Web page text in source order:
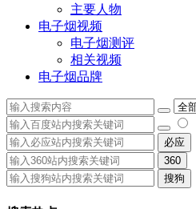
主要人物
电子烟视频
电子烟测评
相关视频
电子烟品牌
必应
360
搜狗